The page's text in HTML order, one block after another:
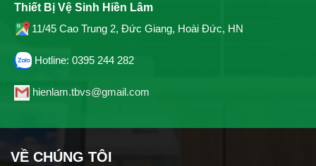
Thiết Bị Vệ Sinh Hiền Lâm
11/45 Cao Trung 2, Đức Giang, Hoài Đức, HN
Hotline: 0395 244 282
hienlam.tbvs@gmail.com
VỀ CHÚNG TÔI